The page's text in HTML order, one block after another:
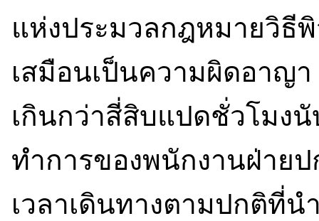
แห่งประมวลกฎหมายวิธี
เสมือนเป็นความผิดอาญ
เกินกว่าสี่สิบแปดชั่วโมง
ทำการของพนักงานฝ่าย
เวลาเดินทางตามปกติที่